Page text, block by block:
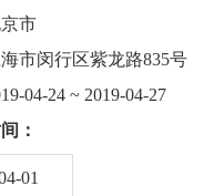
市
海市闵行区紫龙路835号
04-24 ~ 2019-04-27
：
01